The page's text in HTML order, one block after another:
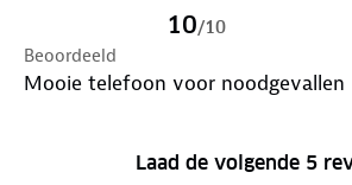
10/10
Beoordeeld
Mooie telefoon voor noodgevallen
Laad de volgende 5